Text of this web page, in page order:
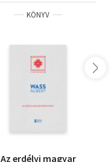
KÖNYV
Az erdélyi magyar